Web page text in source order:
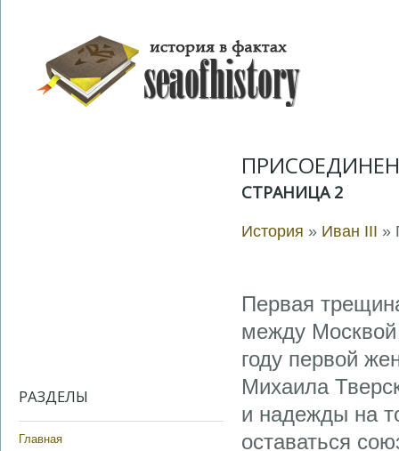
РАЗДЕЛЫ
Главная
СТРАНИЦА 2
История » Иван III »
Первая
между Москвой
году первой
Михаила
и надежды на
оставаться